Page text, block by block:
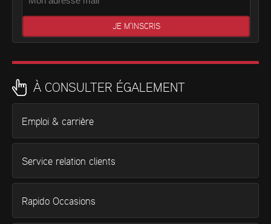
À CONSULTER ÉGALEMENT
Emploi & carrière
Service relation clients
Rapido Occasions